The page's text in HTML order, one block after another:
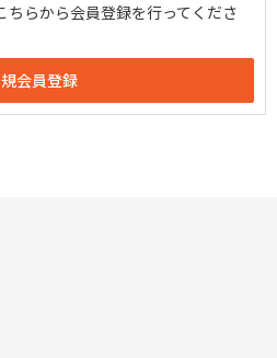
らから会員登録を行ってくださ